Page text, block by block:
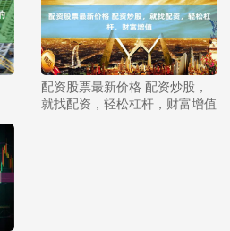
配资股票最新价格 配资炒股，
就找配资，轻松杠杆，财富增值